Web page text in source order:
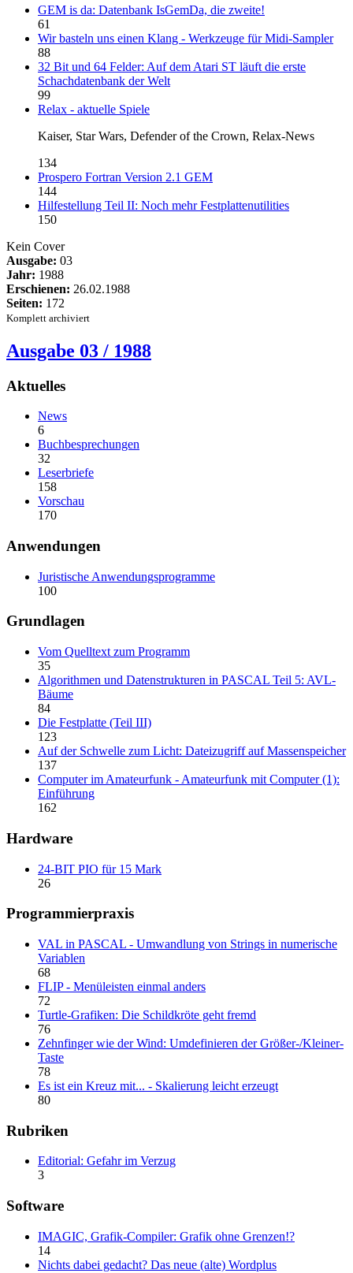
GEM is da: Datenbank IsGemDa, die zweite!
61
Wir basteln uns einen Klang - Werkzeuge für Midi-Sampler
88
32 Bit und 64 Felder: Auf dem Atari ST läuft die erste
Schachdatenbank der Welt
99
Relax - aktuelle Spiele
Kaiser, Star Wars, Defender of the Crown, Relax-News
134
Prospero Fortran Version 2.1 GEM
144
Hilfestellung Teil II: Noch mehr Festplattenutilities
150
Kein Cover
Ausgabe: 03
Jahr: 1988
Erschienen: 26.02.1988
Seiten: 172
Komplett archiviert
Ausgabe 03 / 1988
Aktuelles
News
6
Buchbesprechungen
32
Leserbriefe
158
Vorschau
170
Anwendungen
Juristische Anwendungsprogramme
100
Grundlagen
Vom Quelltext zum Programm
35
Algorithmen und Datenstrukturen in PASCAL Teil 5: AVL-
Bäume
84
Die Festplatte (Teil III)
123
Auf der Schwelle zum Licht: Dateizugriff auf Massenspeicher
137
Computer im Amateurfunk - Amateurfunk mit Computer (1):
Einführung
162
Hardware
24-BIT PIO für 15 Mark
26
Programmierpraxis
VAL in PASCAL - Umwandlung von Strings in numerische
Variablen
68
FLIP - Menüleisten einmal anders
72
Turtle-Grafiken: Die Schildkröte geht fremd
76
Zehnfinger wie der Wind: Umdefinieren der Größer-/Kleiner-
Taste
78
Es ist ein Kreuz mit... - Skalierung leicht erzeugt
80
Rubriken
Editorial: Gefahr im Verzug
3
Software
IMAGIC, Grafik-Compiler: Grafik ohne Grenzen!?
14
Nichts dabei gedacht? Das neue (alte) Wordplus